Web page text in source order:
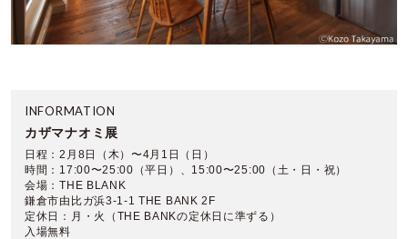
INFORMATION
カザマナオミ展
日程：2月8日（木）〜4月1日（日）
時間：17:00〜25:00（平日）、15:00〜25:00（土・日・祝）
会場：THE BLANK
鎌倉市由比ガ浜3-1-1 THE BANK 2F
定休日：月・火（THE BANKの定休日に準ずる）
入場無料